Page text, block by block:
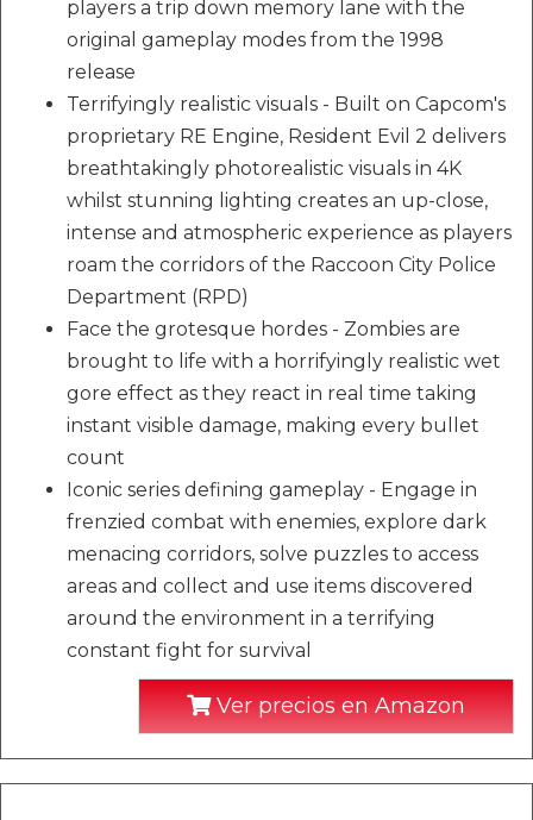
players a trip down memory lane with the
original gameplay modes from the 1998
release
Terrifyingly realistic visuals - Built on Capcom's
proprietary RE Engine, Resident Evil 2 delivers
breathtakingly photorealistic visuals in 4K
whilst stunning lighting creates an up-close,
intense and atmospheric experience as players
roam the corridors of the Raccoon City Police
Department (RPD)
Face the grotesque hordes - Zombies are
brought to life with a horrifyingly realistic wet
gore effect as they react in real time taking
instant visible damage, making every bullet
count
Iconic series defining gameplay - Engage in
frenzied combat with enemies, explore dark
menacing corridors, solve puzzles to access
areas and collect and use items discovered
around the environment in a terrifying
constant fight for survival
Ver precios en Amazon